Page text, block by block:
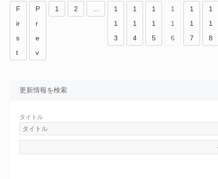
F
ir
s
t
P
r
e
v
1 2
1
1
3
1
1
4
1
1
5
1
1
6
1
1
7
1
1
8
更新情報を検索
タイトル